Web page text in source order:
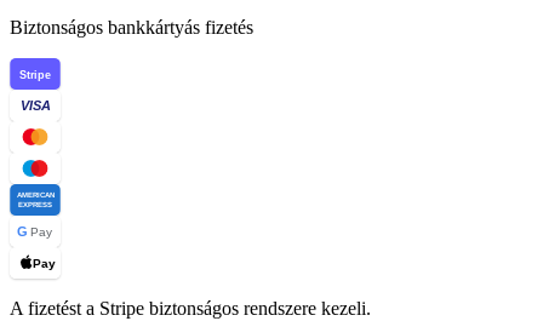
Biztonságos bankkártyás fizetés
Stripe
VISA
AMERICAN
EXPRESS
G Pay
Pay
A fizetést a Stripe biztonságos rendszere kezeli.